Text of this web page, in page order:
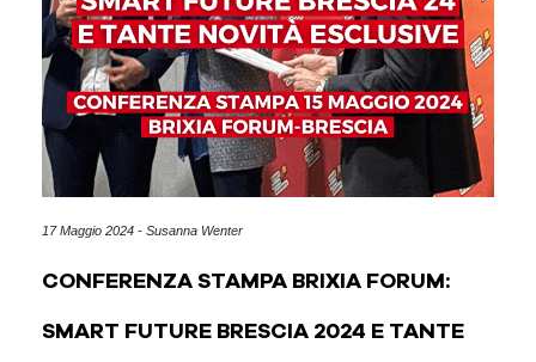
17 Maggio 2024 - Susanna Wenter
CONFERENZA STAMPA BRIXIA FORUM:
SMART FUTURE BRESCIA 2024 E TANTE